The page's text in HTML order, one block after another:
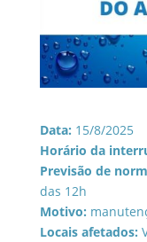
Data: 15/8/2025
Horário da
Previsão de
das 12h
Motivo:
Locais afetados: